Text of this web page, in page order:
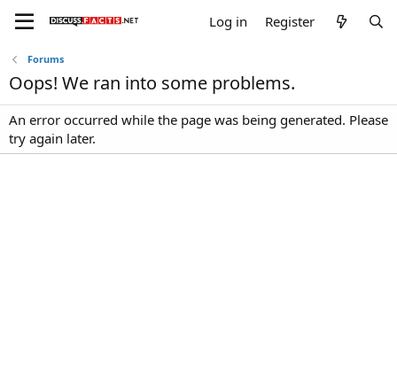
Log in Register
Forums
Oops! We ran into some problems.
An error occurred while the page was being generated. Please
try again later.